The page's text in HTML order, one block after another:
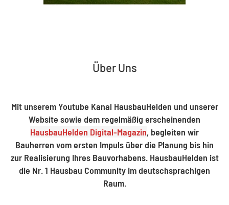
Über Uns
Mit unserem Youtube Kanal HausbauHelden und unserer
Website sowie dem regelmäßig erscheinenden
HausbauHelden Digital-Magazin, begleiten wir
Bauherren vom ersten Impuls über die Planung bis hin
zur Realisierung Ihres Bauvorhabens. HausbauHelden ist
die Nr. 1 Hausbau Community im deutschsprachigen
Raum.